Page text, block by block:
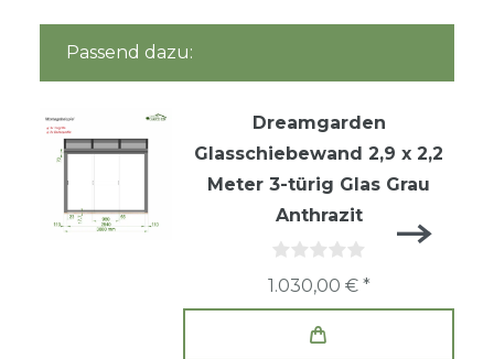
Passend dazu:
Dreamgarden
Glasschiebewand 2,9 x 2,2
Meter 3-türig Glas Grau
Anthrazit
1.030,00 € *